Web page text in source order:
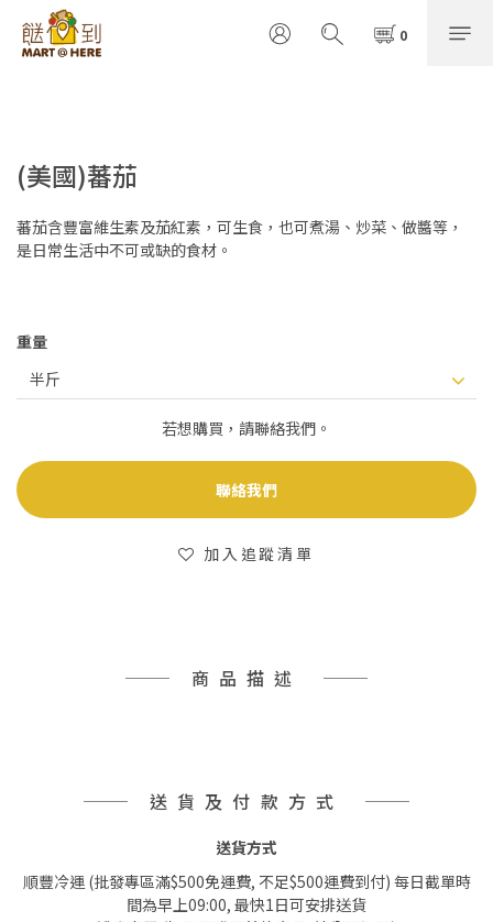
(美國)蕃茄
蕃茄含豐富維生素及茄紅素，可生食，也可煮湯、炒菜、做醬等，
是日常生活中不可或缺的食材。
重量
若想購買，請聯絡我們。
聯絡我們
加入追蹤清單
商品描述
送貨及付款方式
送貨方式
順豐冷運 (批發專區滿$500免運費, 不足$500運費到付) 每日截單時
間為早上09:00, 最快1日可安排送貨